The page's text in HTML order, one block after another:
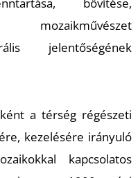
bővítése,
jelentőségének
a térség régészeti
kezelésére irányuló
kapcsolatos